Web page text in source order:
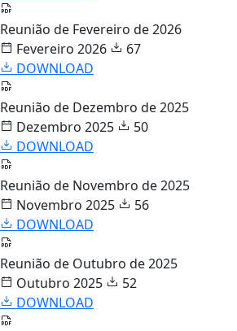
Reunião de Fevereiro de 2026
Fevereiro 2026
67
DOWNLOAD
Reunião de Dezembro de 2025
Dezembro 2025
50
DOWNLOAD
Reunião de Novembro de 2025
Novembro 2025
56
DOWNLOAD
Reunião de Outubro de 2025
Outubro 2025
52
DOWNLOAD